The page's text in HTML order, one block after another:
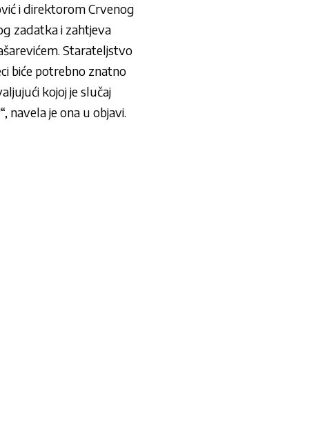
i direktorom Crvenog
zadatka i zahtjeva
Starateljstvo
biće potrebno znatno
kojoj je slučaj
navela je ona u objavi.